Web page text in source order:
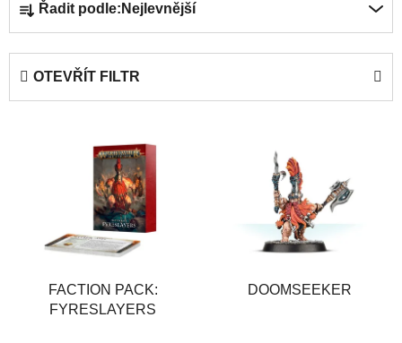
a
z
n
Řadit podle: Nejlevnější
OTEVŘÍT FILTR
FACTION PACK:
FYRESLAYERS
DOOMSEEKER